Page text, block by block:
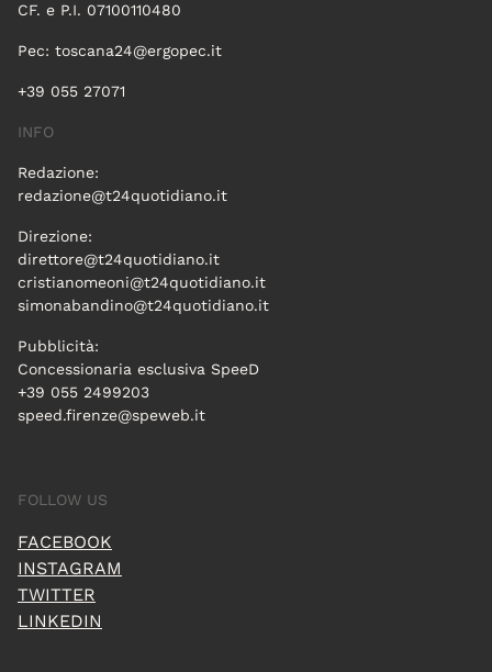
CF. e P.I. 07100110480
Pec: toscana24@ergopec.it
+39 055 27071
INFO
Redazione:
redazione@t24quotidiano.it
Direzione:
direttore@t24quotidiano.it
cristianomeoni@t24quotidiano.it
simonabandino@t24quotidiano.it
Pubblicità:
Concessionaria esclusiva SpeeD
+39 055 2499203
speed.firenze@speweb.it
FOLLOW US
FACEBOOK
INSTAGRAM
TWITTER
LINKEDIN